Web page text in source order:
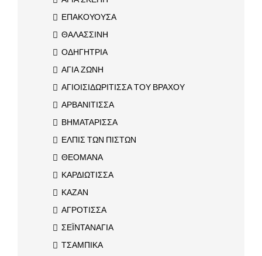
ΕΠΑΚΟΥΟΥΣΑ
ΘΑΛΑΣΣΙΝΗ
ΟΔΗΓΗΤΡΙΑ
ΑΓΙΑ ΖΩΝΗ
ΑΓΙΟΙΣΙΔΩΡΙΤΙΣΣΑ ΤΟΥ ΒΡΑΧΟΥ
ΑΡΒΑΝΙΤΙΣΣΑ
ΒΗΜΑΤΑΡΙΣΣΑ
ΕΛΠΙΣ ΤΩΝ ΠΙΣΤΩΝ
ΘΕΟΜΑΝΑ
ΚΑΡΔΙΩΤΙΣΣΑ
ΚΑΖΑΝ
ΑΓΡΟΤΙΣΣΑ
ΣΕΪΝΤΑΝΑΓΙΑ
ΤΣΑΜΠΙΚΑ